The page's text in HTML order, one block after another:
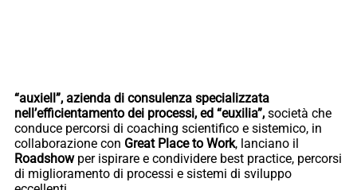
“auxiell”, azienda di consulenza specializzata
nell’efficientamento dei processi, ed “euxilia”, società che
conduce percorsi di coaching scientifico e sistemico, in
collaborazione con Great Place to Work, lanciano il
Roadshowper ispirare e condividere best practice, percorsi
di miglioramento di processi e sistemi di sviluppo